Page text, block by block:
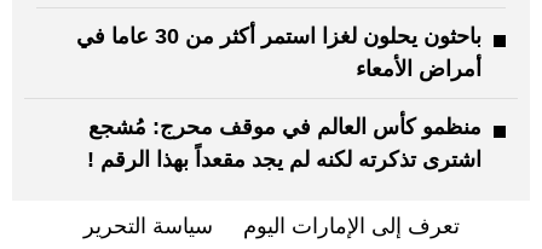
باحثون يحلون لغزا استمر أكثر من 30 عاما في
أمراض الأمعاء
منظمو كأس العالم في موقف محرج: مُشجع
اشترى تذكرته لكنه لم يجد مقعداً بهذا الرقم !
تعرف إلى الإمارات اليوم سياسة التحرير